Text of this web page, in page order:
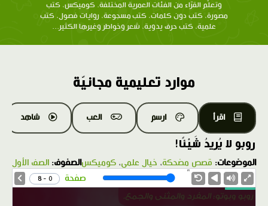
وتعلّم القرّاء من الفئات العمرية المختلفة. كوميكس، كتب
مصورة، كتب دون كلمات، كتب مسجوعة، روايات فصول، كتب
علمية، كتب حرف يدوية، شعر وخواطر وغيرها الكثير...
موارد تعليمية مجانيّة
اقرأ ارسم العب شاهد
روبو لا يُريدُ شَيْئًا!
الموضوعات: قصص مضحكة، خيال علمي، كوميكسالصفوف: الصف الأول
صفحة 0 - 8